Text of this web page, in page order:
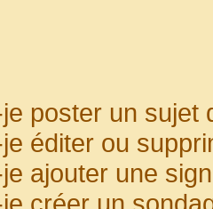
poster un sujet
éditer ou
ajouter une